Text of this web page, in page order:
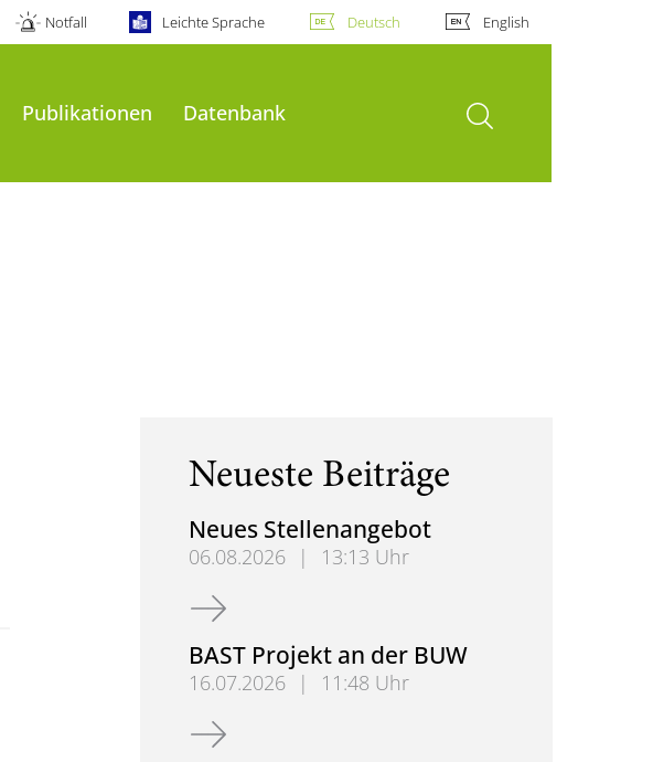
Notfall Leichte Sprache Deutsch English
Publikationen Datenbank Suche öffnen
Neueste Beiträge
Neues Stellenangebot
06.08.2026 |
13:13 Uhr
Neues Stellenangebot
BAST Projekt an der BUW
16.07.2026 |
11:48 Uhr
BAST Projekt an der BUW